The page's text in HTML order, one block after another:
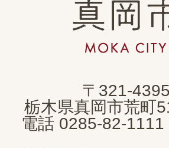
真
岡
市
CITY
〒321-
栃木県真岡市荒町
電話 0285-82-1111